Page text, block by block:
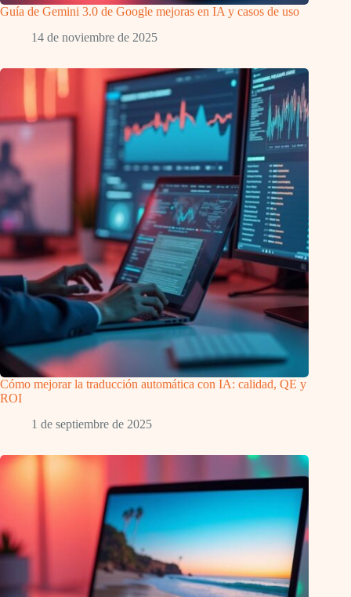
Guía de Gemini 3.0 de Google mejoras en IA y casos de uso
14 de noviembre de 2025
Cómo mejorar la traducción automática con IA: calidad, QE y
ROI
1 de septiembre de 2025